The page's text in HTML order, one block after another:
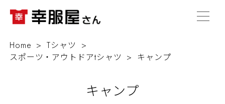
Home
Tシャツ
スポーツ・アウトドアtシャツ
キャンプ
キャンプ